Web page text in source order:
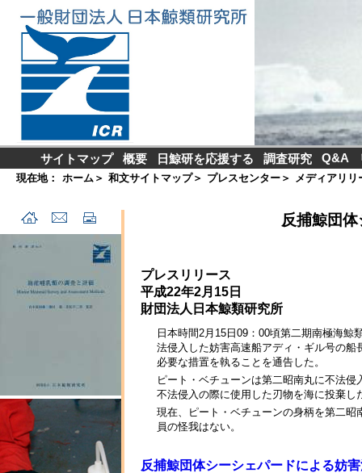
サイトマップ 概要 日鯨研を応援する 調査研究 Q&A
現在地： ホーム ＞ 和文サイトマップ＞ プレスセンター ＞ メディアリリ
反捕鯨団
プレスリリース
平成22年2月15日
財団法人日本鯨類研究所
日本時間2月15日09：00頃第二期南極海
法侵入した妨害高速船アディ・ギル号の
必要な措置を執ることを通告した。
ピート・ベチューンは第二昭南丸に不法
不法侵入の際に使用した刃物を海に投棄し
現在、ピート・ベチューンの身柄を第二
員の怪我はない。
反捕鯨団体シーシェパードによる妨